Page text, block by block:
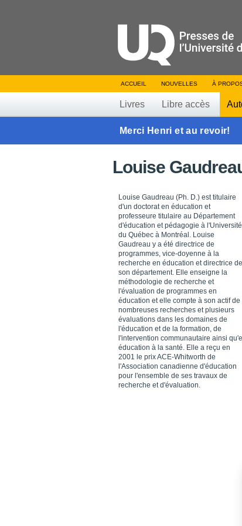
ACCUEIL NOUVELLES À
Livres Libre accès
Merci Henri et au revoir!
Louise
Louise Gaudreau (Ph. D.) est titulaire
d'un doctorat en éducation et
professeure titulaire au Département
d'éducation et pédagogie à l'Université
du Québec à Montréal. Louise
Gaudreau y a été directrice de
programmes, vice-doyenne à la
recherche en éducation et directrice de
son département. Elle enseigne la
méthodologie de recherche et
l'évaluation de programmes en
éducation et elle compte à son actif de
nombreuses recherches et plusieurs
évaluations dans les domaines de
l'éducation et de la formation, de
l'intervention communautaire ainsi
éducation à la santé. Elle a reçu en
2001 le prix ACE-Whitworth de
l'Association canadienne d'éducation
pour l'ensemble de ses travaux de
recherche et d'évaluation.